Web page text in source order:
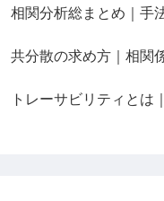
相関分析総まとめ｜手
共分散の求め方｜相関
トレーサビリティとは